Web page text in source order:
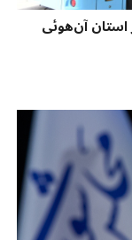
آن‌هوئی